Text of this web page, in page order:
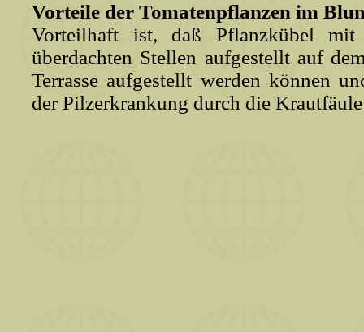
Vorteile der Tomatenpflanzen im
Vorteilhaft ist, daß Pflanzkübel mit
überdachten Stellen aufgestellt auf
Terrasse aufgestellt werden können
der Pilzerkrankung durch die